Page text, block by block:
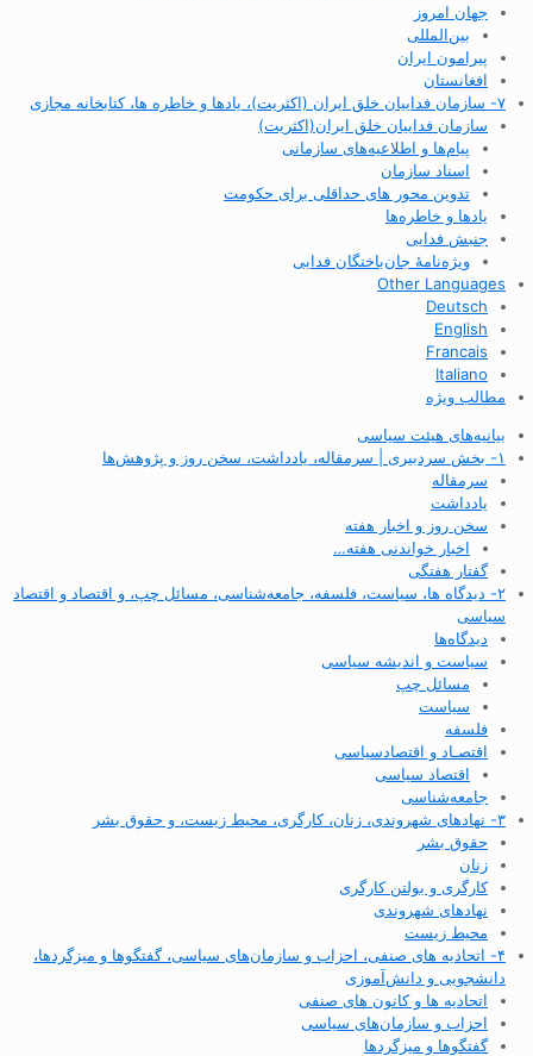
جهان امروز
بین‌المللی
پیرامون ایران
افغانستان
۷- سازمان فداییان خلق ایران (اکثریت)، یادها و خاطره ها، کتابخانه مجازی
سازمان فداییان خلق ایران(اکثریت)
پیام‌ها و اطلاعیه‌های سازمانی
اسناد سازمان
تدوین محور های حداقلی برای حکومت
یادها و خاطره‌ها
جنبش فدایی
ویژه‌نامهٔ جان‌باختگان فدایی
Other Languages
Deutsch
English
Francais
Italiano
مطالب ویژه
بیانیه‌های هیئت سیاسی
۱- بخش سردبیری | سرمقاله، یادداشت، سخن روز و پژوهش‌ها
سرمقاله
یادداشت
سخن روز و اخبار هفته
اخبار خواندنی هفته…
گفتار هفتگی
۲- دیدگاه ها، سیاست، فلسفه، جامعه‌شناسی، مسائل چپ، و اقتصاد و اقتصاد
سیاسی
دیدگاه‌ها
سیاست و اندیشه سیاسی
مسائل چپ
سیاست
فلسفه
اقتصـاد و اقتصاد‌سیاسی
اقتصاد سیاسی
جامعه‌شناسی
۳- نهادهای شهروندی، زنان، کارگری، محیط زیست، و حقوق بشر
حقوق بشر
زنان
کارگری و بولتن کارگری
نهادهای شهروندی
محیط زیست
۴- اتحادیه های صنفی، احزاب و سازمان‌های سیاسی، گفتگوها و میزگردها،
دانشجویی و دانش‌آموزی
اتحادیه ها و کانون های صنفی
احزاب و سازمان‌های سیاسی
گفتگوها و میزگردها